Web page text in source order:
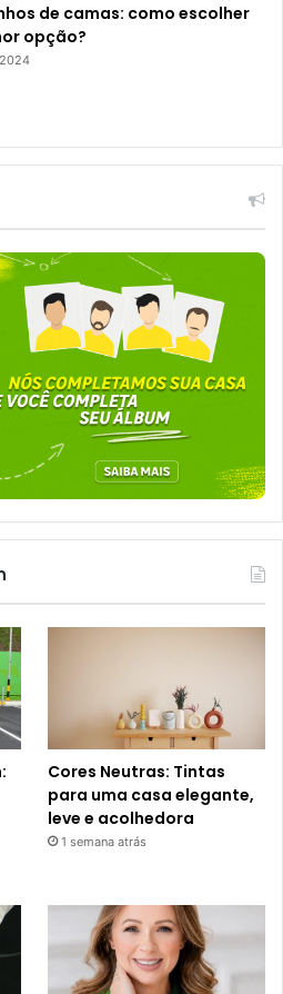
de camas: como escolher
opção?
Cores Neutras: Tintas
para uma casa elegante,
leve e acolhedora
1 semana atrás